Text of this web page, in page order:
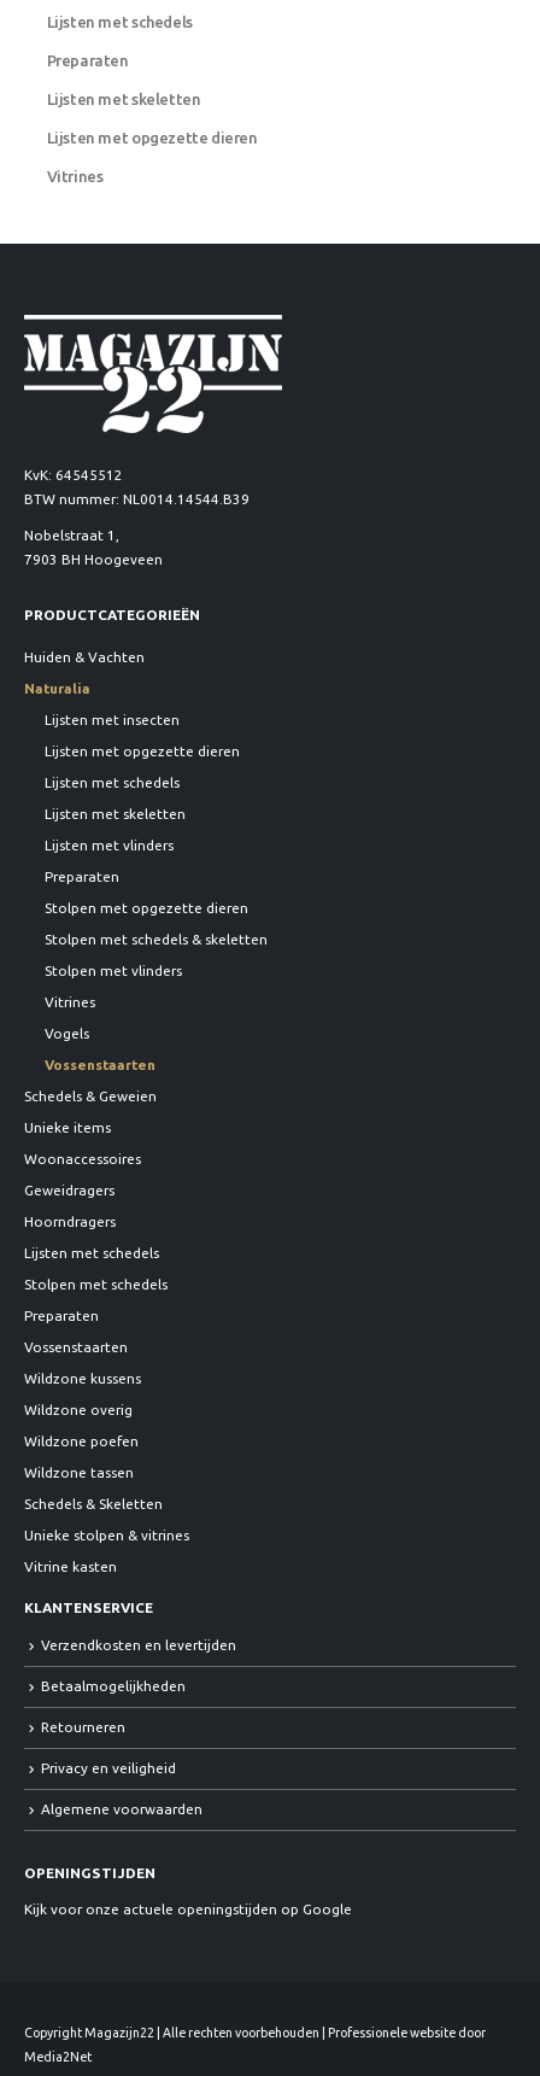
Lijsten met schedels
Preparaten
Lijsten met skeletten
Lijsten met opgezette dieren
Vitrines
KvK: 64545512
BTW nummer: NL0014.14544.B39
Nobelstraat 1,
7903 BH Hoogeveen
PRODUCTCATEGORIEËN
Huiden & Vachten
Naturalia
Lijsten met insecten
Lijsten met opgezette dieren
Lijsten met schedels
Lijsten met skeletten
Lijsten met vlinders
Preparaten
Stolpen met opgezette dieren
Stolpen met schedels & skeletten
Stolpen met vlinders
Vitrines
Vogels
Vossenstaarten
Schedels & Geweien
Unieke items
Woonaccessoires
Geweidragers
Hoorndragers
Lijsten met schedels
Stolpen met schedels
Preparaten
Vossenstaarten
Wildzone kussens
Wildzone overig
Wildzone poefen
Wildzone tassen
Schedels & Skeletten
Unieke stolpen & vitrines
Vitrine kasten
KLANTENSERVICE
Verzendkosten en levertijden
Betaalmogelijkheden
Retourneren
Privacy en veiligheid
Algemene voorwaarden
OPENINGSTIJDEN
Kijk voor onze actuele openingstijden op Google
Copyright Magazijn22 | Alle rechten voorbehouden | Professionele website door
Media2Net